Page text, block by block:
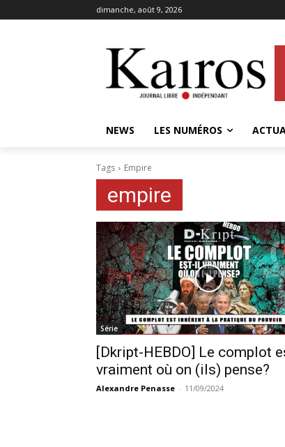
dimanche, août 9, 2026
NEWS LES NUMÉROS
Tags Empire
empire
Série
[Dkript-HEBDO] Le complot
vraiment où on (ils) pense?
Alexandre Penasse - 11/09/2024